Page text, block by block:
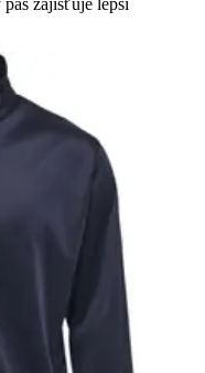
zajišťuje lepší